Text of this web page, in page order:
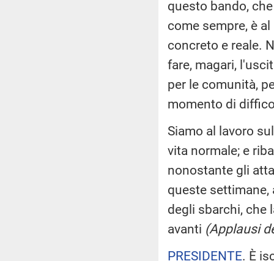
questo bando,
come sempre, è
concreto e reale.
fare, magari,
per le comunità,
momento di
Siamo al lavoro
vita normale; e
nonostante gli
queste settimane,
degli sbarchi, che
avanti (Applausi
PRESIDENTE. È